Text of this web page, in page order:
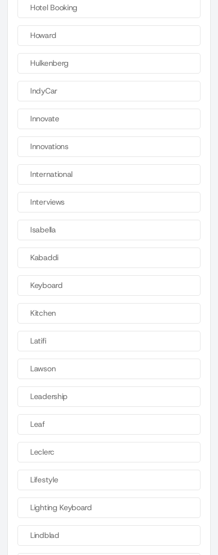
Hotel Booking
Howard
Hulkenberg
IndyCar
Innovate
Innovations
International
Interviews
Isabella
Kabaddi
Keyboard
Kitchen
Latifi
Lawson
Leadership
Leaf
Leclerc
Lifestyle
Lighting Keyboard
Lindblad